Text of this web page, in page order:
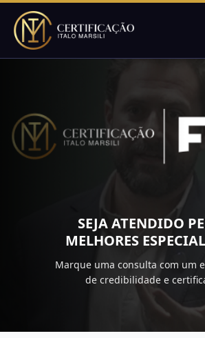
SEJA ATENDIDO
MELHORES
Marque uma consulta com um
de credibilidade e